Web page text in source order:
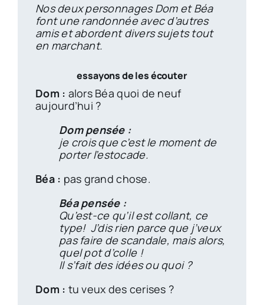
Nos deux personnages Dom et Béa
font une randonnée avec d’autres
amis et abordent divers sujets tout
en marchant.
essayons de les écouter
Dom : alors Béa quoi de neuf
aujourd’hui ?
Dom pensée :
je crois que c’est le moment de
porter l’estocade.
Béa : pas grand chose.
Béa pensée :
Qu’est-ce qu’il est collant, ce
type! J’dis rien parce que j’veux
pas faire de scandale, mais alors,
quel pot d’colle !
Il s’fait des idées ou quoi ?
Dom : tu veux des cerises ?